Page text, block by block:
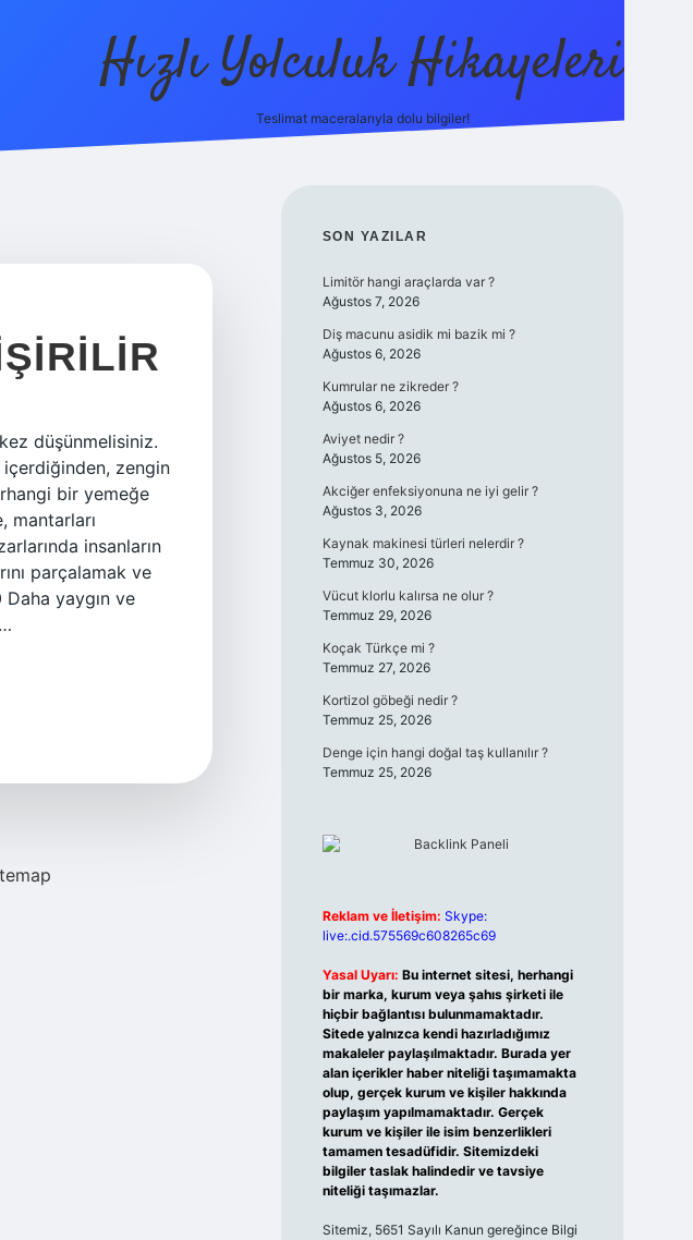
Hızlı Yolculuk Hikayeleri
Teslimat maceralarıyla dolu bilgiler!
düşünmelisiniz.
zengin
bir yemeğe
mantarları
insanların
parçalamak ve
yaygın ve
SIDEBAR
SON YAZILAR
Limitör hangi araçlarda var ?
Ağustos 7, 2026
Diş macunu asidik mi bazik mi ?
Ağustos 6, 2026
Kumrular ne zikreder ?
Ağustos 6, 2026
Aviyet nedir ?
Ağustos 5, 2026
Akciğer enfeksiyonuna ne iyi gelir ?
Ağustos 3, 2026
Kaynak makinesi türleri nelerdir ?
Temmuz 30, 2026
Vücut klorlu kalırsa ne olur ?
Temmuz 29, 2026
Koçak Türkçe mi ?
Temmuz 27, 2026
Kortizol göbeği nedir ?
Temmuz 25, 2026
Denge için hangi doğal taş kullanılır ?
Temmuz 25, 2026
Reklam ve İletişim: Skype:
live:.cid.575569c608265c69
Yasal Uyarı: Bu internet sitesi, herhangi
bir marka, kurum veya şahıs şirketi ile
hiçbir bağlantısı bulunmamaktadır.
Sitede yalnızca kendi hazırladığımız
makaleler paylaşılmaktadır. Burada yer
alan içerikler haber niteliği taşımamakta
olup, gerçek kurum ve kişiler hakkında
paylaşım yapılmamaktadır. Gerçek
kurum ve kişiler ile isim benzerlikleri
tamamen tesadüfidir. Sitemizdeki
bilgiler taslak halindedir ve tavsiye
niteliği taşımazlar.
Sitemiz, 5651 Sayılı Kanun gereğince Bilgi